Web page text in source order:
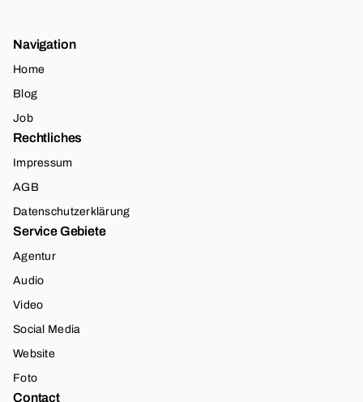
Navigation
Home
Blog
Job
Rechtliches
Impressum
AGB
Datenschutzerklärung
Service Gebiete
Agentur
Audio
Video
Social Media
Website
Foto
Contact